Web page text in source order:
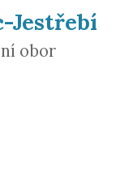
Jestřebí
obor